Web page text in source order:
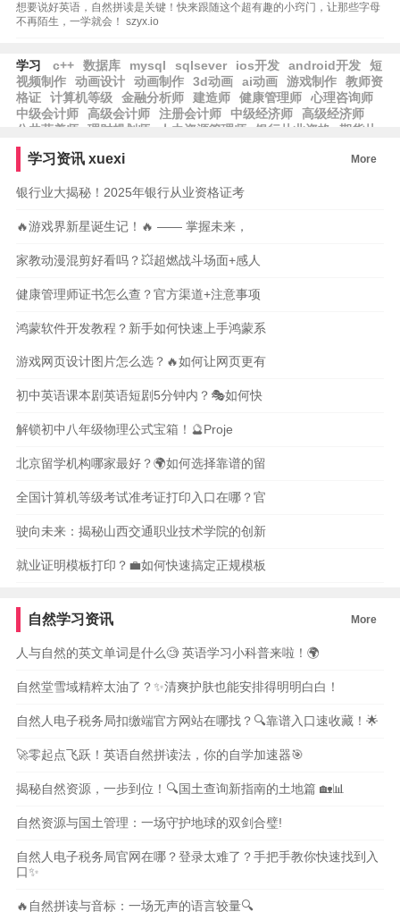
想要说好英语，自然拼读是关键！快来跟随这个超有趣的小窍门，让那些字母
不再陌生，一学就会！ szyx.io
学习 c++ 数据库 mysql sqlsever ios开发 android开发
短
视频制作
动画设计 动画制作 3d动画 ai动画 游戏制作
教师资
格证
计算机等级 金融分析师 建造师 健康管理师
心理咨询师
中级会计师
高级会计师 注册会计师 中级经济师
高级经济师
公共营养师
理财规划师 人力资源管理师 银行从业资格
期货从
业资格
学习资讯 xuexi More
银行业大揭秘！2025年银行从业资格证考
🔥游戏界新星诞生记！🔥 —— 掌握未来，
家教动漫混剪好看吗？💥超燃战斗场面+感人
健康管理师证书怎么查？官方渠道+注意事项
鸿蒙软件开发教程？新手如何快速上手鸿蒙系
游戏网页设计图片怎么选？🔥如何让网页更有
初中英语课本剧英语短剧5分钟内？🎭如何快
解锁初中八年级物理公式宝箱！🔮Proje
北京留学机构哪家最好？🌍如何选择靠谱的留
全国计算机等级考试准考证打印入口在哪？官
驶向未来：揭秘山西交通职业技术学院的创新
就业证明模板打印？💼如何快速搞定正规模板
自然学习资讯 More
人与自然的英文单词是什么🧐 英语学习小科普来啦！🌍
自然堂雪域精粹太油了？✨清爽护肤也能安排得明明白白！
自然人电子税务局扣缴端官方网站在哪找？🔍靠谱入口速收藏！🌟
🚀零起点飞跃！英语自然拼读法，你的自学加速器🎯
揭秘自然资源，一步到位！🔍国土查询新指南的土地篇 🏡📊
自然资源与国土管理：一场守护地球的双剑合璧!
自然人电子税务局官网在哪？登录太难了？手把手教你快速找到入
口✨
🔥自然拼读与音标：一场无声的语言较量🔍